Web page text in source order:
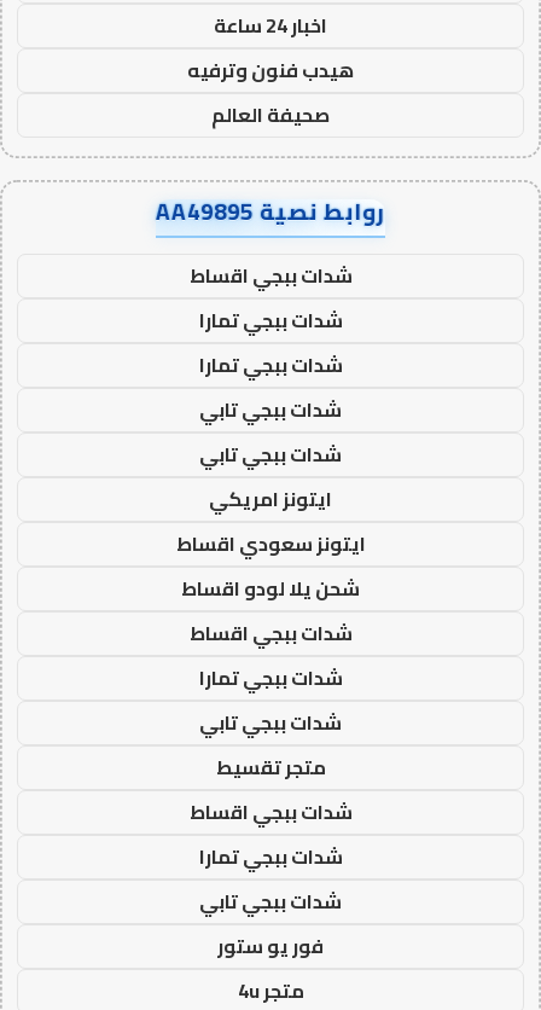
اخبار 24 ساعة
هيدب فنون وترفيه
صحيفة العالم
روابط نصية AA49895
شدات ببجي اقساط
شدات ببجي تمارا
شدات ببجي تمارا
شدات ببجي تابي
شدات ببجي تابي
ايتونز امريكي
ايتونز سعودي اقساط
شحن يلا لودو اقساط
شدات ببجي اقساط
شدات ببجي تمارا
شدات ببجي تابي
متجر تقسيط
شدات ببجي اقساط
شدات ببجي تمارا
شدات ببجي تابي
فور يو ستور
متجر 4u